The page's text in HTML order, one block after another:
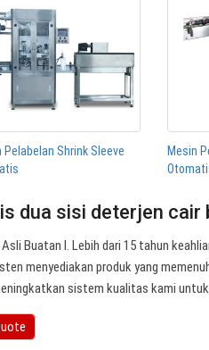
Pelabelan Shrink Sleeve
Mesin
dua sisi deterjen
Buatan I. Lebih dari 15 tahun
menyediakan produk yang
sistem kualitas kami